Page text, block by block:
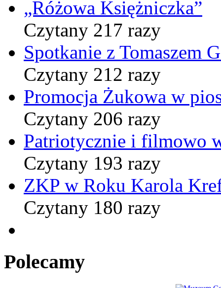
„Różowa Księżniczka”
Czytany 217 razy
Spotkanie z Tomaszem
Czytany 212 razy
Promocja Żukowa w
Czytany 206 razy
Patriotycznie i filmowo
Czytany 193 razy
ZKP w Roku Karola
Czytany 180 razy
Polecamy